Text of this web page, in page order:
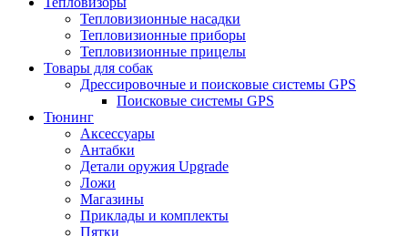
Тепловизионные насадки
Тепловизионные приборы
Тепловизионные прицелы
Товары для собак
Дрессировочные и поисковые системы GPS
Поисковые системы GPS
Тюнинг
Аксессуары
Антабки
Детали оружия Upgrade
Ложи
Магазины
Приклады и комплекты
Пятки